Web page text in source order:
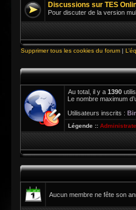
Discussions sur TES
Pour discuter de la version
Supprimer tous les cookies du forum |
Au total, il y a 1390
Le nombre maximum
Utilisateurs inscrits :
Légende ::
Aucun membre ne fête son